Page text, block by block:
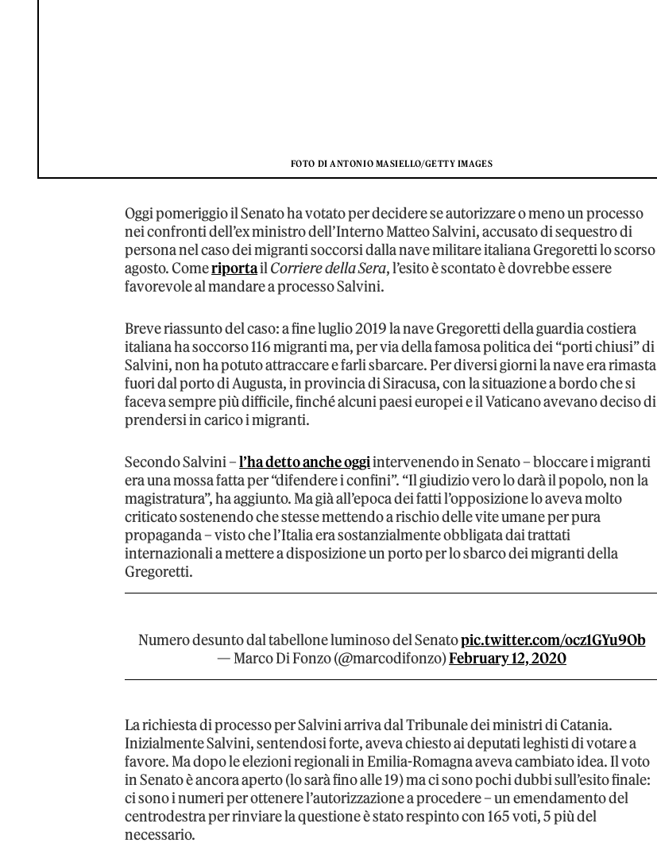
FOTO DI ANTONIO MASIELLO/GETTY IMAGES
Oggi pomeriggio il Senato ha votato per decidere se autorizzare o meno un processo
nei confronti dell’ex ministro dell’Interno Matteo Salvini, accusato di sequestro di
persona nel caso dei migranti soccorsi dalla nave militare italiana Gregoretti lo scorso
agosto. ComeriportailCorriere della Sera, l’esito è scontato è dovrebbe essere
favorevole al mandare a processo Salvini.
Breve riassunto del caso: a fine luglio 2019 la nave Gregoretti della guardia costiera
italiana ha soccorso 116 migranti ma, per via della famosa politica dei “porti chiusi” di
Salvini, non ha potuto attraccare e farli sbarcare. Per diversi giorni la nave era rimasta
fuori dal porto di Augusta, in provincia di Siracusa, con la situazione a bordo che si
faceva sempre più difficile, finché alcuni paesi europei e il Vaticano avevano deciso di
prendersi in carico i migranti.
Secondo Salvini –l’ha detto anche oggiintervenendo in Senato – bloccare i migranti
era una mossa fatta per “difendere i confini”. “Il giudizio vero lo darà il popolo, non la
magistratura”, ha aggiunto. Ma già all’epoca dei fatti l’opposizione lo aveva molto
criticato sostenendo che stesse mettendo a rischio delle vite umane per pura
propaganda – visto che l’Italia era sostanzialmente obbligata dai trattati
internazionali a mettere a disposizione un porto per lo sbarco dei migranti della
Gregoretti.
Numero desunto dal tabellone luminoso del Senatopic.twitter.com/ocz1GYu9Ob
— Marco Di Fonzo (@marcodifonzo)February 12, 2020
La richiesta di processo per Salvini arriva dal Tribunale dei ministri di Catania.
Inizialmente Salvini, sentendosi forte, aveva chiesto ai deputati leghisti di votare a
favore. Ma dopo le elezioni regionali in Emilia-Romagna aveva cambiato idea. Il voto
in Senato è ancora aperto (lo sarà fino alle 19) ma ci sono pochi dubbi sull’esito finale:
ci sono i numeri per ottenere l’autorizzazione a procedere – un emendamento del
centrodestra per rinviare la questione è stato respinto con 165 voti, 5 più del
necessario.